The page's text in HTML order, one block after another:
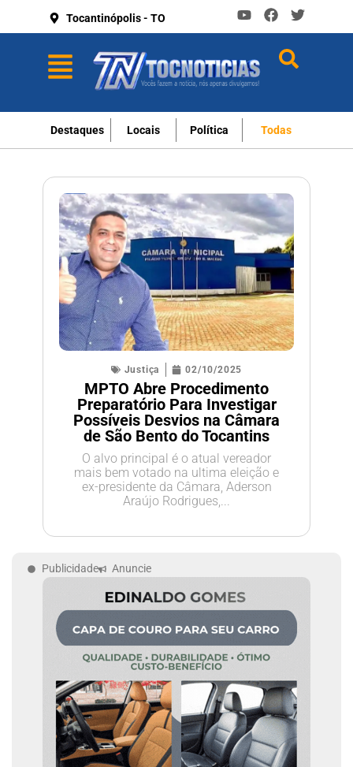
Tocantinópolis - TO
Destaques Locais Política Todas
Justiça 02/10/2025
MPTO Abre Procedimento
Preparatório Para Investigar
Possíveis Desvios na Câmara
de São Bento do Tocantins
O alvo principal é o atual vereador
mais bem votado na ultima eleição e
ex-presidente da Câmara, Aderson
Araújo Rodrigues,...
Publicidade Anuncie